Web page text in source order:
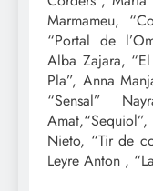
Marmameu,
“Portal de
Alba Zajara,
Pla”, Anna
“Sensal”
Nieto, “Tir de
Leyre Anton ,